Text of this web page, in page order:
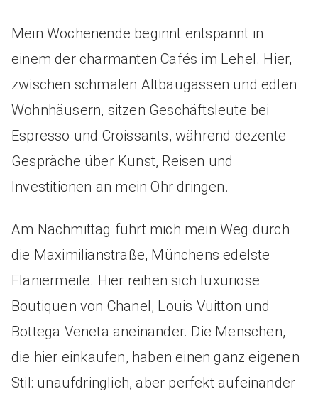
Mein Wochenende beginnt entspannt in
einem der charmanten Cafés im Lehel. Hier,
zwischen schmalen Altbaugassen und edlen
Wohnhäusern, sitzen Geschäftsleute bei
Espresso und Croissants, während dezente
Gespräche über Kunst, Reisen und
Investitionen an mein Ohr dringen.
Am Nachmittag führt mich mein Weg durch
die Maximilianstraße, Münchens edelste
Flaniermeile. Hier reihen sich luxuriöse
Boutiquen von Chanel, Louis Vuitton und
Bottega Veneta aneinander. Die Menschen,
die hier einkaufen, haben einen ganz eigenen
Stil: unaufdringlich, aber perfekt aufeinander